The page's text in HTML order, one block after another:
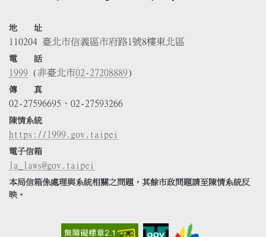
地 址
110204 臺北市信義區市府路1號8樓東北區
電 話
1999 (非臺北市02-27208889)
傳 真
02-27596695、02-27593266
陳情系統
https://1999.gov.taipei
電子信箱
la_laws@gov.taipei
本局信箱係處理與系統相關之問題，其餘市政問題請至陳情系統反
映。